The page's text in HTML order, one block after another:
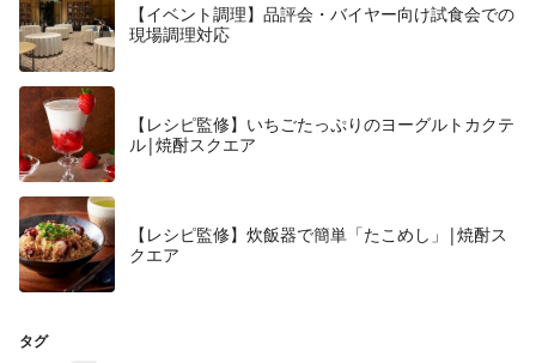
【イベント調理】品評会・バイヤー向け試食会での
現場調理対応
【レシピ監修】いちごたっぷりのヨーグルトカクテ
ル|焼酎スクエア
【レシピ監修】炊飯器で簡単「たこめし」|焼酎ス
クエア
タグ